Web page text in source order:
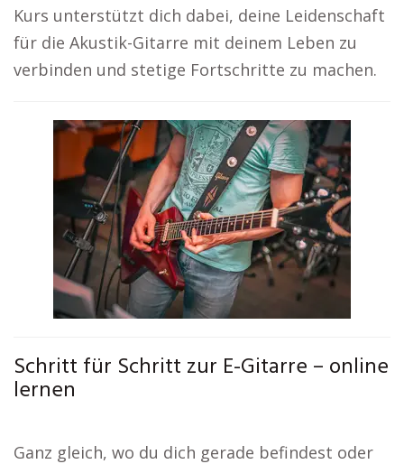
Kurs unterstützt dich dabei, deine Leidenschaft
für die Akustik-Gitarre mit deinem Leben zu
verbinden und stetige Fortschritte zu machen.
Schritt für Schritt zur E-Gitarre – online
lernen
Ganz gleich, wo du dich gerade befindest oder